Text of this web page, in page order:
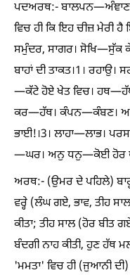
ਪਦਅਰਥ:-
ਵਿਚ ਹੀ ਕਿ ਇਹ ਚੀਜ਼ ਮੇਰੀ
ਸਮੁੰਦਰ, ਸਾਗਰ। ਸੋਖਿ—ਸੁੱਕ
ਬਾਹਾਂ ਦੀ ਤਾਕਤ।1।
—ਕੱਟੇ ਹੋਏ ਖੇਤ ਵਿਚ।
ਕਰ—ਹੱਥ। ਕੰਪਨ—ਕੰਬਣ।
ਭਾਈ!।3। ਲਾਹਾ—ਲਾਭ।
—ਘਰ। ਅਨੁ ਧਨੁ—ਕੋਈ ਹੋਰ
ਅਰਥ:- (ਉਮਰ ਦੇ ਪਹਿਲੇ)
ਵਰ੍ਹੇ (ਲੰਘ ਗਏ, ਭਾਵ, ਤੀਹ
ਕੀਤਾ; ਤੀਹ ਸਾਲ (ਹੋਰ
ਬੰਦਗੀ ਨਾਹ ਕੀਤੀ, ਹੁਣ ਹੱਥ
'ਮਮਤਾ' ਵਿਚ ਹੀ (ਜੁਆਨੀ